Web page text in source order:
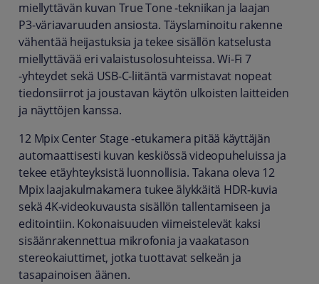
miellyttävän kuvan True Tone ‑tekniikan ja laajan
P3‑väriavaruuden ansiosta. Täyslaminoitu rakenne
vähentää heijastuksia ja tekee sisällön katselusta
miellyttävää eri valaistusolosuhteissa. Wi‑Fi 7
‑yhteydet sekä USB‑C‑liitäntä varmistavat nopeat
tiedonsiirrot ja joustavan käytön ulkoisten laitteiden
ja näyttöjen kanssa.
12 Mpix Center Stage ‑etukamera pitää käyttäjän
automaattisesti kuvan keskiössä videopuheluissa ja
tekee etäyhteyksistä luonnollisia. Takana oleva 12
Mpix laajakulmakamera tukee älykkäitä HDR‑kuvia
sekä 4K‑videokuvausta sisällön tallentamiseen ja
editointiin. Kokonaisuuden viimeistelevät kaksi
sisäänrakennettua mikrofonia ja vaakatason
stereokaiuttimet, jotka tuottavat selkeän ja
tasapainoisen äänen.